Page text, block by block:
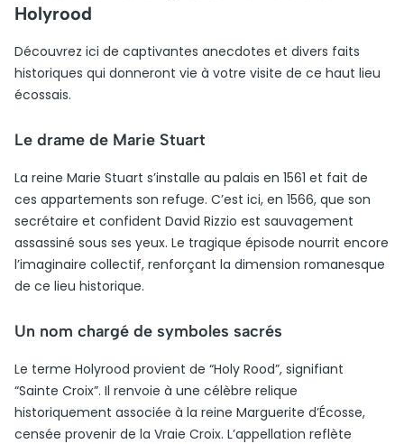
Holyrood
Découvrez ici de captivantes anecdotes et divers faits
historiques qui donneront vie à votre visite de ce haut lieu
écossais.
Le drame de Marie Stuart
La reine Marie Stuart s’installe au palais en 1561 et fait de
ces appartements son refuge. C’est ici, en 1566, que son
secrétaire et confident David Rizzio est sauvagement
assassiné sous ses yeux. Le tragique épisode nourrit encore
l’imaginaire collectif, renforçant la dimension romanesque
de ce lieu historique.
Un nom chargé de symboles sacrés
Le terme Holyrood provient de “Holy Rood”, signifiant
“Sainte Croix”. Il renvoie à une célèbre relique
historiquement associée à la reine Marguerite d’Écosse,
censée provenir de la Vraie Croix. L’appellation reflète